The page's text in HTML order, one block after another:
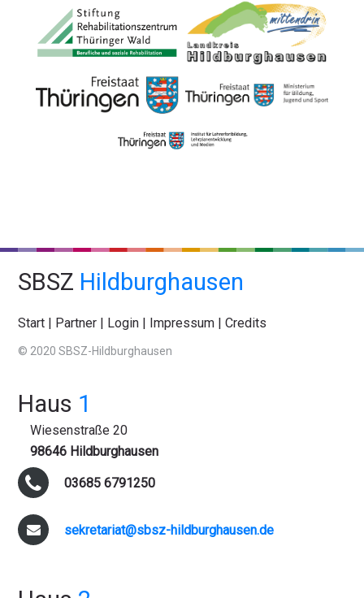
SBSZ Hildburghausen
Start Partner Login Impressum |Credits
© 2020 SBSZ-Hildburghausen
Haus 1
Wiesenstraße 20
98646 Hildburghausen
03685 6791250
sekretariat@sbsz-hildburghausen.de